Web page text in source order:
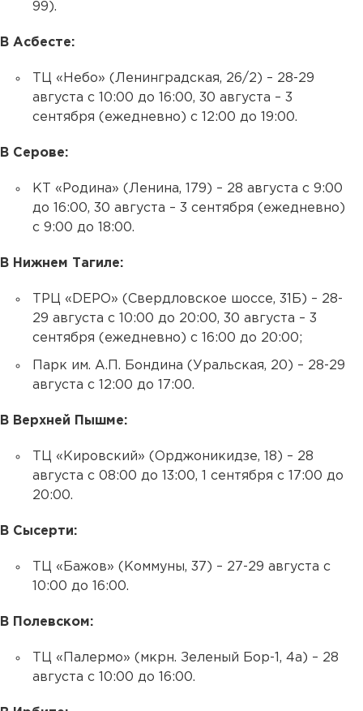
99).
В Асбесте:
ТЦ «Небо» (Ленинградская, 26/2) – 28-29
августа с 10:00 до 16:00, 30 августа – 3
сентября (ежедневно) с 12:00 до 19:00.
В Серове:
КТ «Родина» (Ленина, 179) – 28 августа с 9:00
до 16:00, 30 августа – 3 сентября (ежедневно)
с 9:00 до 18:00.
В Нижнем Тагиле:
ТРЦ «DEPO» (Свердловское шоссе, 31Б) – 28-
29 августа с 10:00 до 20:00, 30 августа – 3
сентября (ежедневно) с 16:00 до 20:00;
Парк им. А.П. Бондина (Уральская, 20) – 28-29
августа с 12:00 до 17:00.
В Верхней Пышме:
ТЦ «Кировский» (Орджоникидзе, 18) – 28
августа с 08:00 до 13:00, 1 сентября с 17:00 до
20:00.
В Сысерти:
ТЦ «Бажов» (Коммуны, 37) – 27-29 августа с
10:00 до 16:00.
В Полевском:
ТЦ «Палермо» (мкрн. Зеленый Бор-1, 4а) – 28
августа с 10:00 до 16:00.